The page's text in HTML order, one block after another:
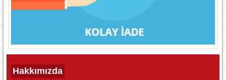
Hakkımızda